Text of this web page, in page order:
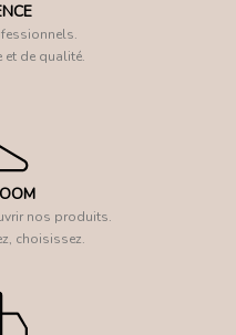
et de qualité.
nos produits.
choisissez.